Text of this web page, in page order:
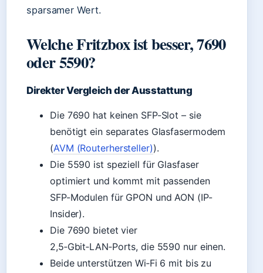
sparsamer Wert.
Welche Fritzbox ist besser, 7690
oder 5590?
Direkter Vergleich der Ausstattung
Die 7690 hat keinen SFP-Slot – sie
benötigt ein separates Glasfasermodem
(AVM (Routerhersteller)).
Die 5590 ist speziell für Glasfaser
optimiert und kommt mit passenden
SFP-Modulen für GPON und AON (IP-
Insider).
Die 7690 bietet vier
2,5‑Gbit‑LAN‑Ports, die 5590 nur einen.
Beide unterstützen Wi‑Fi 6 mit bis zu